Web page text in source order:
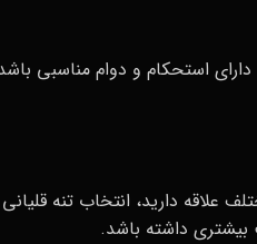
دارای استحکام و دوام مناسبی
علاقه دارید، انتخاب تنه
داشته باشد.